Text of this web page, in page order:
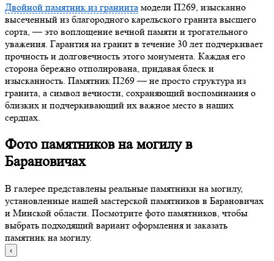
Двойной памятник из граниита модели П269, изысканно
высеченный из благородного карельского гранита высшего
сорта, — это воплощение вечной памяти и трогательного
уважения. Гарантия на гранит в течение 30 лет подчеркивает
прочность и долговечность этого монумента. Каждая его
сторона бережно отполирована, придавая блеск и
изысканность. Памятник П269 — не просто структура из
гранита, а символ вечности, сохраняющий воспоминания о
близких и подчеркивающий их важное место в наших
сердцах.
Фото памятников на могилу в
Барановичах
В галерее представлены реальные памятники на могилу,
установленные нашей мастерской памятников в Барановичах
и Минской области. Посмотрите фото памятников, чтобы
выбрать подходящий вариант оформления и заказать
памятник на могилу.
‹